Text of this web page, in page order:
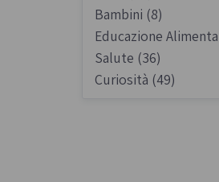
Cioccolato di Modica
Occasioni al
Bambini (8)
Educazione
Salute (36)
Curiosità (49)